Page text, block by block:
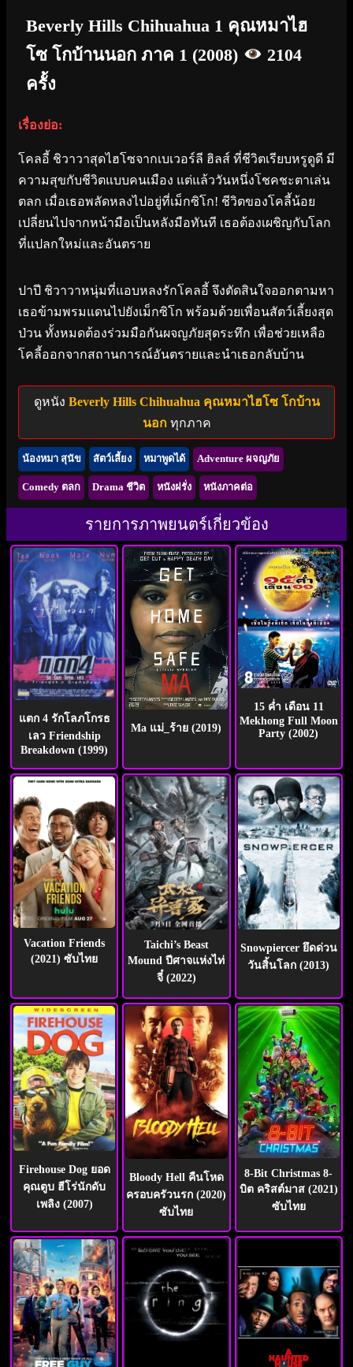
Beverly Hills Chihuahua 1 คุณหมาไฮ
โซ โกบ้านนอก ภาค 1 (2008)
2104
ครั้ง
เรื่องย่อ:
โคลอี้ ชิวาวาสุดไฮโซจากเบเวอร์ลี ฮิลส์ ที่ชีวิตเรียบหรูดูดี มี
ความสุขกับชีวิตแบบคนเมือง แต่แล้ววันหนึ่งโชคชะตาเล่น
ตลก เมื่อเธอพลัดหลงไปอยู่ที่เม็กซิโก! ชีวิตของโคลี้น้อย
เปลี่ยนไปจากหน้ามือเป็นหลังมือทันที เธอต้องเผชิญกับโลก
ที่แปลกใหม่และอันตราย
ปาปี ชิวาวาหนุ่มที่แอบหลงรักโคลอี้ จึงตัดสินใจออกตามหา
เธอข้ามพรมแดนไปยังเม็กซิโก พร้อมด้วยเพื่อนสัตว์เลี้ยงสุด
ป่วน ทั้งหมดต้องร่วมมือกันผจญภัยสุดระทึก เพื่อช่วยเหลือ
โคลี้ออกจากสถานการณ์อันตรายและนำเธอกลับบ้าน
ดูหนัง Beverly Hills Chihuahua คุณหมาไฮโซ โกบ้าน
นอก ทุกภาค
น้องหมา สุนัข สัตว์เลี้ยง หมาพูดได้ Adventure ผจญภัย
Comedy ตลก Drama ชีวิต หนังฝรั่ง หนังภาคต่อ
รายการภาพยนตร์เกี่ยวข้อง
แตก 4 รักโลภโกรธ
เลว Friendship
Breakdown (1999)
Ma แม่_ร้าย (2019)
15 ค่ำ เดือน 11
Mekhong Full Moon
Party (2002)
Vacation Friends
(2021) ซับไทย
Taichi’s Beast
Mound ปีศาจแห่งไท่
จี๋ (2022)
Snowpiercer ยึดด่วน
วันสิ้นโลก (2013)
Firehouse Dog ยอด
คุณตูบ ฮีโร่นักดับ
เพลิง (2007)
Bloody Hell คืนโหด
ครอบครัวนรก (2020)
ซับไทย
8-Bit Christmas 8-
บิต คริสต์มาส (2021)
ซับไทย